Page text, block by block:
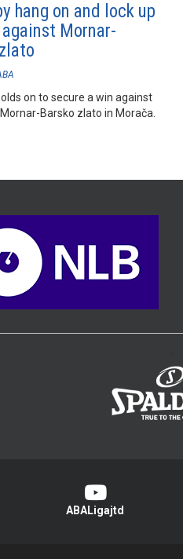
hang on and lock up
Mornar-
on to secure a win against
Barsko zlato in Morača.
ABALigajtd